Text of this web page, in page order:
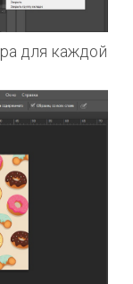
для каждой